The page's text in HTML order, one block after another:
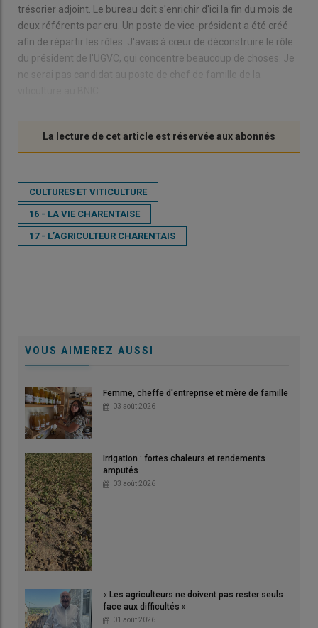
trésorier adjoint. Le bureau doit s'enrichir d'ici la fin du mois de
deux référents par cru. Un poste de vice-président a été créé
afin de répartir les rôles. J'avais à cœur de déconstruire le rôle
du président de l'UGVC, qui concentre beaucoup de choses. Je
CULTURES ET VITICULTURE
16 - LA VIE CHARENTAISE
17 - L’AGRICULTEUR CHARENTAIS
VOUS AIMEREZ AUSSI
Femme, cheffe d'entreprise et mère de famille
03 août 2026
Irrigation : fortes chaleurs et rendements
amputés
03 août 2026
« Les agriculteurs ne doivent pas rester seuls
face aux difficultés »
01 août 2026